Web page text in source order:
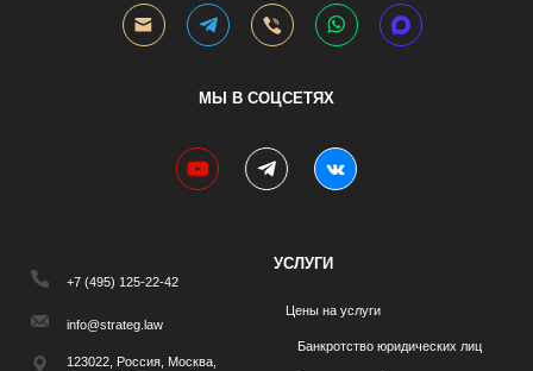
МЫ В СОЦСЕТЯХ
youtubetelegramvk
+7 (495) 125-22-42
info@strateg.law
123022, Россия, Москва,
УСЛУГИ
Цены на услуги
Банкротство юридических лиц